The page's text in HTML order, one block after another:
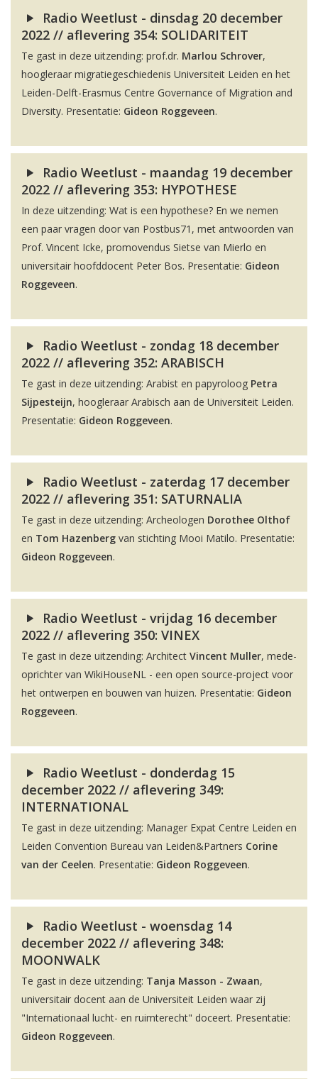
Radio Weetlust - dinsdag 20 december
2022 // aflevering 354: SOLIDARITEIT
Te gast in deze uitzending: prof.dr. Marlou Schrover,
hoogleraar migratiegeschiedenis Universiteit Leiden en het
Leiden-Delft-Erasmus Centre Governance of Migration and
Diversity. Presentatie: Gideon Roggeveen.
Radio Weetlust - maandag 19 december
2022 // aflevering 353: HYPOTHESE
In deze uitzending: Wat is een hypothese? En we nemen
een paar vragen door van Postbus71, met antwoorden van
Prof. Vincent Icke, promovendus Sietse van Mierlo en
universitair hoofddocent Peter Bos. Presentatie: Gideon
Roggeveen.
Radio Weetlust - zondag 18 december
2022 // aflevering 352: ARABISCH
Te gast in deze uitzending: Arabist en papyroloog Petra
Sijpesteijn, hoogleraar Arabisch aan de Universiteit Leiden.
Presentatie: Gideon Roggeveen.
Radio Weetlust - zaterdag 17 december
2022 // aflevering 351: SATURNALIA
Te gast in deze uitzending: Archeologen Dorothee Olthof
en Tom Hazenberg van stichting Mooi Matilo. Presentatie:
Gideon Roggeveen.
Radio Weetlust - vrijdag 16 december
2022 // aflevering 350: VINEX
Te gast in deze uitzending: Architect Vincent Muller, mede-
oprichter van WikiHouseNL - een open source-project voor
het ontwerpen en bouwen van huizen. Presentatie: Gideon
Roggeveen.
Radio Weetlust - donderdag 15
december 2022 // aflevering 349:
INTERNATIONAL
Te gast in deze uitzending: Manager Expat Centre Leiden en
Leiden Convention Bureau van Leiden&Partners Corine
van der Ceelen. Presentatie: Gideon Roggeveen.
Radio Weetlust - woensdag 14
december 2022 // aflevering 348:
MOONWALK
Te gast in deze uitzending: Tanja Masson - Zwaan,
universitair docent aan de Universiteit Leiden waar zij
"Internationaal lucht- en ruimterecht" doceert. Presentatie:
Gideon Roggeveen.